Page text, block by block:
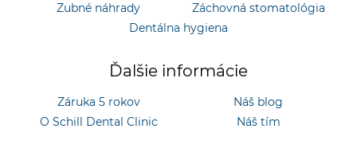
Zubné náhrady
Záchovná stomatológia
Dentálna hygiena
Ďalšie informácie
Záruka 5 rokov
Náš blog
O Schill Dental Clinic
Náš tím